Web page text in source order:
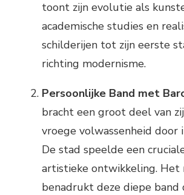
toont zijn evolutie als
academische studies en
schilderijen tot zijn eerste
richting modernisme.
Persoonlijke Band met
bracht een groot deel van
vroege volwassenheid door
De stad speelde een
artistieke ontwikkeling. Het
benadrukt deze diepe band